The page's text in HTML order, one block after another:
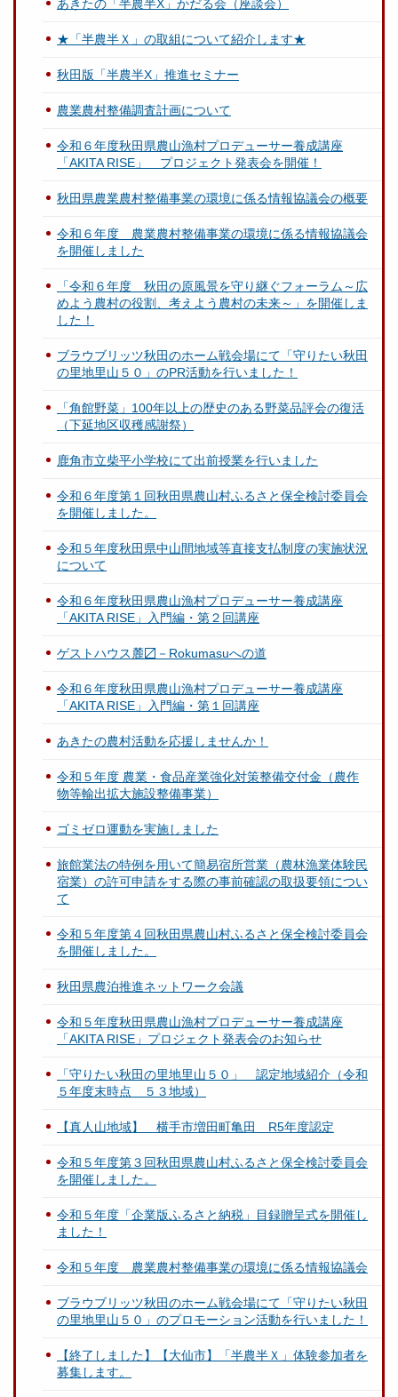
あきたの「半農半X」かだる会（座談会）
★「半農半Ｘ」の取組について紹介します★
秋田版「半農半X」推進セミナー
農業農村整備調査計画について
令和６年度秋田県農山漁村プロデューサー養成講座
「AKITA RISE」 プロジェクト発表会を開催！
秋田県農業農村整備事業の環境に係る情報協議会の概要
令和６年度 農業農村整備事業の環境に係る情報協議会
を開催しました
「令和６年度 秋田の原風景を守り継ぐフォーラム～広
めよう農村の役割、考えよう農村の未来～」を開催しま
した！
ブラウブリッツ秋田のホーム戦会場にて「守りたい秋田
の里地里山５０」のPR活動を行いました！
「角館野菜」100年以上の歴史のある野菜品評会の復活
（下延地区収穫感謝祭）
鹿角市立柴平小学校にて出前授業を行いました
令和６年度第１回秋田県農山村ふるさと保全検討委員会
を開催しました。
令和５年度秋田県中山間地域等直接支払制度の実施状況
について
令和６年度秋田県農山漁村プロデューサー養成講座
「AKITA RISE」入門編・第２回講座
ゲストハウス麓〼－Rokumasuへの道
令和６年度秋田県農山漁村プロデューサー養成講座
「AKITA RISE」入門編・第１回講座
あきたの農村活動を応援しませんか！
令和５年度 農業・食品産業強化対策整備交付金（農作
物等輸出拡大施設整備事業）
ゴミゼロ運動を実施しました
旅館業法の特例を用いて簡易宿所営業（農林漁業体験民
宿業）の許可申請をする際の事前確認の取扱要領につい
て
令和５年度第４回秋田県農山村ふるさと保全検討委員会
を開催しました。
秋田県農泊推進ネットワーク会議
令和５年度秋田県農山漁村プロデューサー養成講座
「AKITA RISE」プロジェクト発表会のお知らせ
「守りたい秋田の里地里山５０」 認定地域紹介（令和
５年度末時点 ５３地域）
【真人山地域】 横手市増田町亀田 R5年度認定
令和５年度第３回秋田県農山村ふるさと保全検討委員会
を開催しました。
令和５年度「企業版ふるさと納税」目録贈呈式を開催し
ました！
令和５年度 農業農村整備事業の環境に係る情報協議会
ブラウブリッツ秋田のホーム戦会場にて「守りたい秋田
の里地里山５０」のプロモーション活動を行いました！
【終了しました】【大仙市】「半農半Ｘ」体験参加者を
募集します。